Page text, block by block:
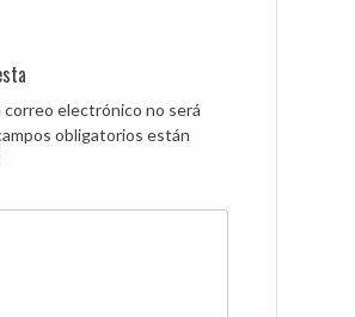
correo electrónico no será
obligatorios están